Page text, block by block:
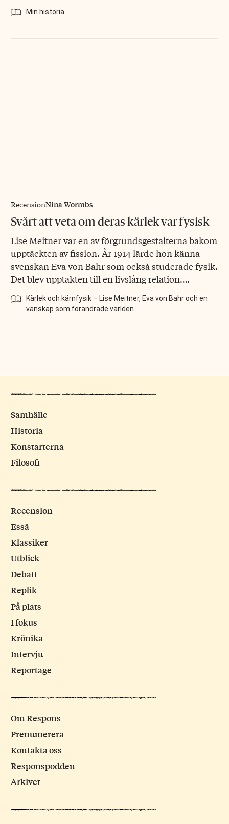
Min historia
RecensionNina Wormbs
Svårt att veta om deras kärlek var fysisk
Lise Meitner var en av förgrundsgestalterna bakom
upptäckten av fission. År 1914 lärde hon känna
svenskan Eva von Bahr som också studerade fysik.
Det blev upptakten till en livslång relation….
Kärlek och kärnfysik – Lise Meitner, Eva von Bahr och en
vänskap som förändrade världen
Samhälle
Historia
Konstarterna
Filosofi
Recension
Essä
Klassiker
Utblick
Debatt
Replik
På plats
I fokus
Krönika
Intervju
Reportage
Om Respons
Prenumerera
Kontakta oss
Responspodden
Arkivet